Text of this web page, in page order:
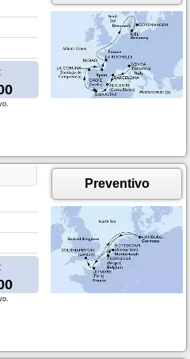
Preventivo